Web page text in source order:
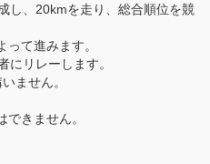
し、20kmを走り、総合順位を競
って進みます。
にリレーします。
ません。
できません。